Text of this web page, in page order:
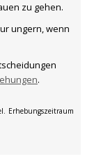
zu gehen.
ungern, wenn
.
Erhebungszeitraum